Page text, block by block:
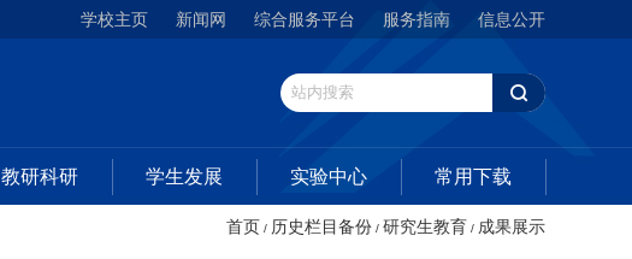
学校主页 新闻网 综合服务平台 服务指南 信息公开
教研科研 学生发展 实验中心 常用下载
首页 / 历史栏目备份 / 研究生教育 / 成果展示